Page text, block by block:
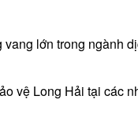
lớn trong ngành
vệ Long Hải tại các